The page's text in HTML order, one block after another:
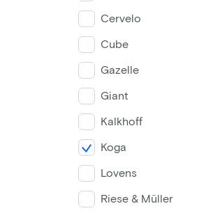
Cervelo
Cube
Gazelle
Giant
Kalkhoff
Koga
Lovens
Riese & Müller